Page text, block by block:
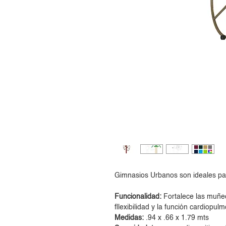
Gimnasios Urbanos son ideales
Funcionalidad: Fortalece las
fllexibilidad y la función
Medidas: .94 x .66 x 1.79 mts